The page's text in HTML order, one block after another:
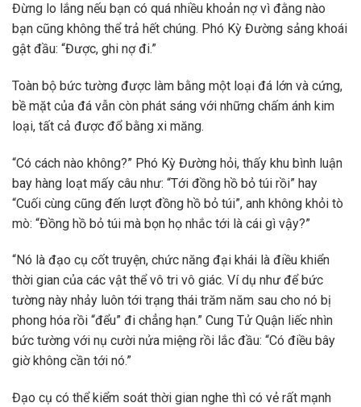
Đừng lo lắng nếu bạn có quá nhiều khoản nợ vì đằng nào
bạn cũng không thể trả hết chúng. Phó Kỳ Đường sảng khoái
gật đầu: “Được, ghi nợ đi.”
Toàn bộ bức tường được làm bằng một loại đá lớn và cứng,
bề mặt của đá vẫn còn phát sáng với những chấm ánh kim
loại, tất cả được đổ bằng xi măng.
“Có cách nào không?” Phó Kỳ Đường hỏi, thấy khu bình luận
bay hàng loạt mấy câu như: “Tới đồng hồ bỏ túi rồi” hay
“Cuối cùng cũng đến lượt đồng hồ bỏ túi”, anh không khỏi tò
mò: “Đồng hồ bỏ túi mà bọn họ nhắc tới là cái gì vậy?”
“Nó là đạo cụ cốt truyện, chức năng đại khái là điều khiển
thời gian của các vật thể vô tri vô giác. Ví dụ như để bức
tường này nhảy luôn tới trạng thái trăm năm sau cho nó bị
phong hóa rồi “đểu” đi chẳng hạn.” Cung Tử Quận liếc nhìn
bức tường với nụ cười nửa miệng rồi lắc đầu: “Có điều bây
giờ không cần tới nó.”
Đạo cụ có thể kiểm soát thời gian nghe thì có vẻ rất mạnh